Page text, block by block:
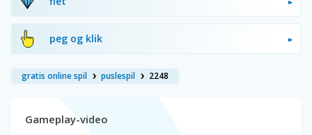
peg og klik
gratis online spil puslespil 2248
Gameplay-video